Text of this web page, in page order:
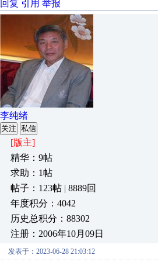
回复 引用 举报
李纯绪
关注 私信
[版主]
精华：9帖
求助：1帖
帖子：123帖 | 8889回
年度积分：4042
历史总积分：88302
注册：2006年10月09日
发表于：2023-06-28 21:03:12